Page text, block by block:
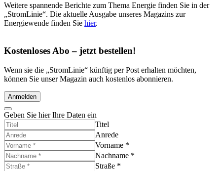
Weitere spannende Berichte zum Thema Energie finden Sie in der
„StromLinie“. Die aktuelle Ausgabe unseres Magazins zur
Energiewende finden Sie hier.
Kostenloses Abo – jetzt bestellen!
Wenn sie die „StromLinie“ künftig per Post erhalten möchten,
können Sie unser Magazin auch kostenlos abonnieren.
Anmelden
Geben Sie hier Ihre Daten ein
Titel
Anrede
Vorname *
Nachname *
Straße *